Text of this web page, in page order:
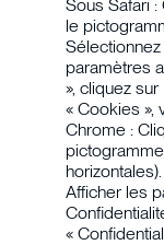
Sous Safari :
le
paramètres
», cliquez
« Cookies »,
Chrome :
Afficher les
«